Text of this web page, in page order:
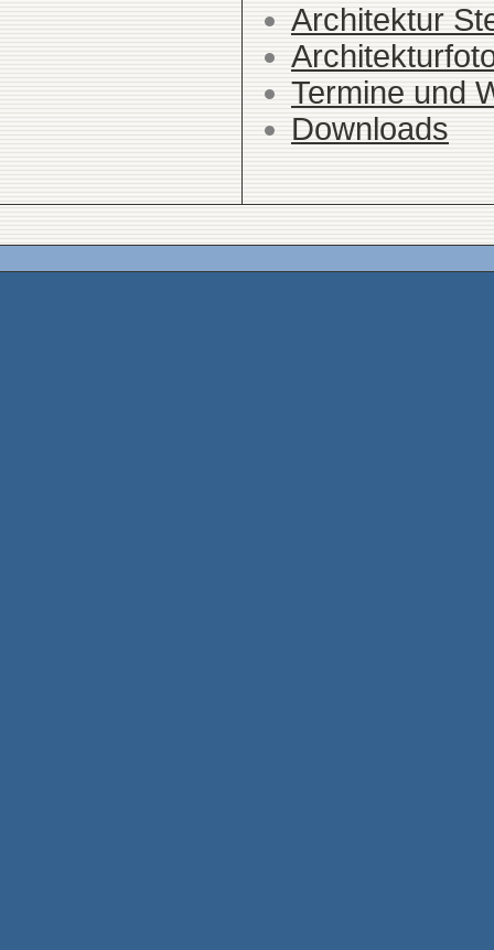
Architektur
Termine und
Downloads